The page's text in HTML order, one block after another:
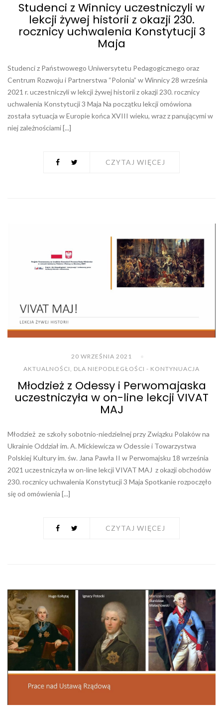
Studenci z Winnicy uczestniczyli w
lekcji żywej historii z okazji 230.
rocznicy uchwalenia Konstytucji 3
Maja
Studenci z Państwowego Uniwersytetu Pedagogicznego oraz
Centrum Rozwoju i Partnerstwa “Polonia” w Winnicy 28 września
2021 r. uczestniczyli w lekcji żywej historii z okazji 230. rocznicy
uchwalenia Konstytucji 3 Maja Na początku lekcji omówiona
została sytuacja w Europie końca XVIII wieku, wraz z panującymi w
niej zależnościami [...]
CZYTAJ WIĘCEJ
20 WRZEŚNIA 2021
AKTUALNOŚCI
DLA NIEPODLEGŁOŚCI - KONTYNUACJA
Młodzież z Odessy i Perwomajaska
uczestniczyła w on-line lekcji VIVAT
MAJ
Młodzież ze szkoły sobotnio-niedzielnej przy Związku Polaków na
Ukrainie Oddział im. A. Mickiewicza w Odessie i Towarzystwa
Polskiej Kultury im. św. Jana Pawła II w Perwomajsku 18 września
2021 uczestniczyła w on-line lekcji VIVAT MAJ z okazji obchodów
230. rocznicy uchwalenia Konstytucji 3 Maja Spotkanie rozpoczęło
się od omówienia [...]
CZYTAJ WIĘCEJ